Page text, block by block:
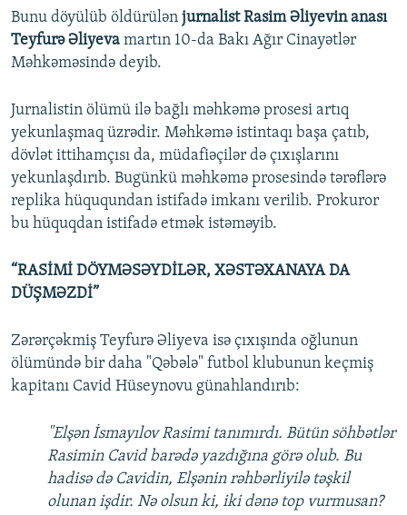
Bunu döyülüb öldürülən jurnalist Rasim Əliyevin anası
Teyfurə Əliyeva martın 10-da Bakı Ağır Cinayətlər
Məhkəməsində deyib.
Jurnalistin ölümü ilə bağlı məhkəmə prosesi artıq
yekunlaşmaq üzrədir. Məhkəmə istintaqı başa çatıb,
dövlət ittihamçısı da, müdafiəçilər də çıxışlarını
yekunlaşdırıb. Bugünkü məhkəmə prosesində tərəflərə
replika hüququndan istifadə imkanı verilib. Prokuror
bu hüquqdan istifadə etmək istəməyib.
“RASİMİ DÖYMƏSƏYDİLƏR, XƏSTƏXANAYA DA
DÜŞMƏZDİ”
Zərərçəkmiş Teyfurə Əliyeva isə çıxışında oğlunun
ölümündə bir daha "Qəbələ" futbol klubunun keçmiş
kapitanı Cavid Hüseynovu günahlandırıb:
"Elşən İsmayılov Rasimi tanımırdı. Bütün söhbətlər
Rasimin Cavid barədə yazdığına görə olub. Bu
hadisə də Cavidin, Elşənin rəhbərliyilə təşkil
olunan işdir. Nə olsun ki, iki dənə top vurmusan?